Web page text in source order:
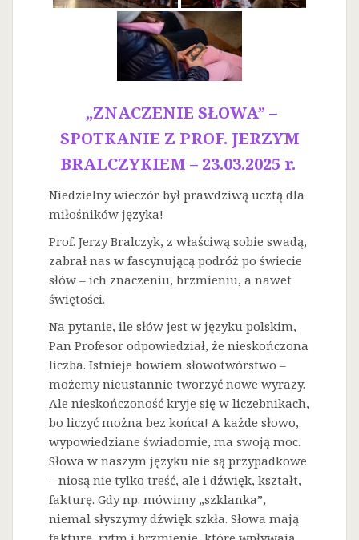
„ZNACZENIE SŁOWA” –
SPOTKANIE Z PROF. JERZYM
BRALCZYKIEM – 23.03.2025 r.
Niedzielny wieczór był prawdziwą ucztą dla
miłośników języka!
Prof. Jerzy Bralczyk, z właściwą sobie swadą,
zabrał nas w fascynującą podróż po świecie
słów – ich znaczeniu, brzmieniu, a nawet
świętości.
Na pytanie, ile słów jest w języku polskim,
Pan Profesor odpowiedział, że nieskończona
liczba. Istnieje bowiem słowotwórstwo –
możemy nieustannie tworzyć nowe wyrazy.
Ale nieskończoność kryje się w liczebnikach,
bo liczyć można bez końca! A każde słowo,
wypowiedziane świadomie, ma swoją moc.
Słowa w naszym języku nie są przypadkowe
– niosą nie tylko treść, ale i dźwięk, kształt,
fakturę. Gdy np. mówimy „szklanka”,
niemal słyszymy dźwięk szkła. Słowa mają